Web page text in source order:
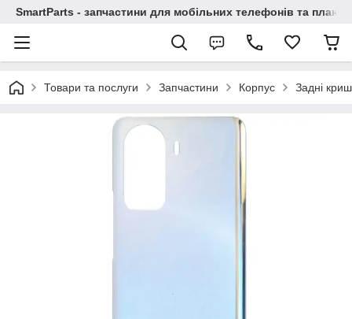
SmartParts - запчастини для мобільних телефонів та
Товари та послуги Запчастини Корпус Задні